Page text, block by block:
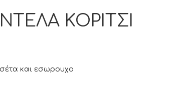
ΚΟΡΙΤΣΙ
και εσωρουχο